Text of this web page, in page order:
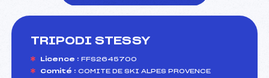
TRIPODI STESSY
Licence : FFS2645700
Comité : COMITE DE SKI ALPES PROVENCE